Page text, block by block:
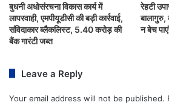
बुधनी अधोसंरचना विकास कार्य में
लापरवाही, एमपीयूडीसी की बड़ी कार्रवाई,
संविदाकार ब्लैकलिस्ट, 5.40 करोड़ की
बैंक गारंटी जब्त
रेहटी
बालागुरु,
न बेच
Leave a Reply
Your email address will not be published.